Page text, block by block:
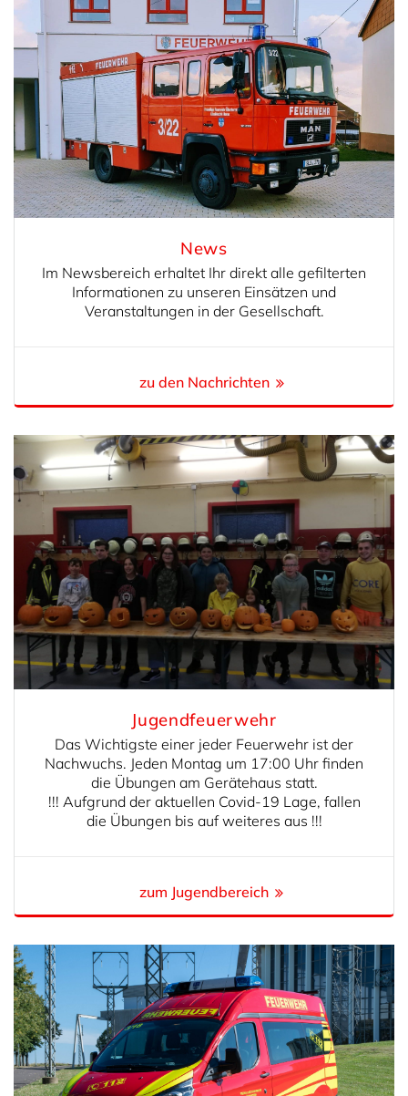
News
Im Newsbereich erhaltet Ihr direkt alle gefilterten
Informationen zu unseren Einsätzen und
Veranstaltungen in der Gesellschaft.
zu den Nachrichten
Jugendfeuerwehr
Das Wichtigste einer jeder Feuerwehr ist der
Nachwuchs. Jeden Montag um 17:00 Uhr finden
die Übungen am Gerätehaus statt.
!!! Aufgrund der aktuellen Covid-19 Lage, fallen
die Übungen bis auf weiteres aus !!!
zum Jugendbereich